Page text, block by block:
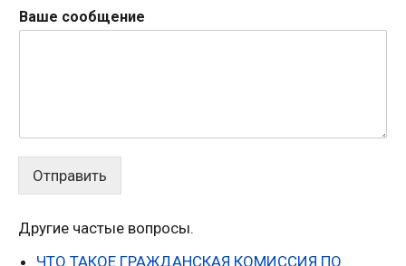
Ваше сообщение
Отправить
Другие частые вопросы.
ЧТО ТАКОЕ ГРАЖДАНСКАЯ КОМИССИЯ ПО